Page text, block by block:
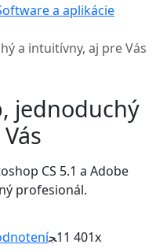
a aplikácie
a intuitívny, aj pre Vás
jednoduchý
CS 5.1 a Adobe
profesionál.
11 401x